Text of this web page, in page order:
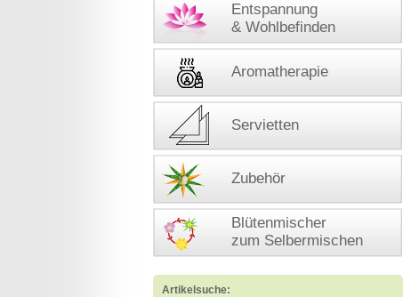
Entspannung
& Wohlbefinden
Aromatherapie
Servietten
Zubehör
Blütenmischer
zum Selbermischen
Artikelsuche: